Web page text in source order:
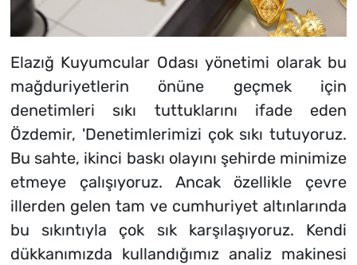
Elazığ Kuyumcular Odası yönetimi olarak bu
mağduriyetlerin önüne geçmek için
denetimleri sıkı tuttuklarını ifade eden
Özdemir, 'Denetimlerimizi çok sıkı tutuyoruz.
Bu sahte, ikinci baskı olayını şehirde minimize
etmeye çalışıyoruz. Ancak özellikle çevre
illerden gelen tam ve cumhuriyet altınlarında
bu sıkıntıyla çok sık karşılaşıyoruz. Kendi
dükkanımızda kullandığımız analiz makinesi